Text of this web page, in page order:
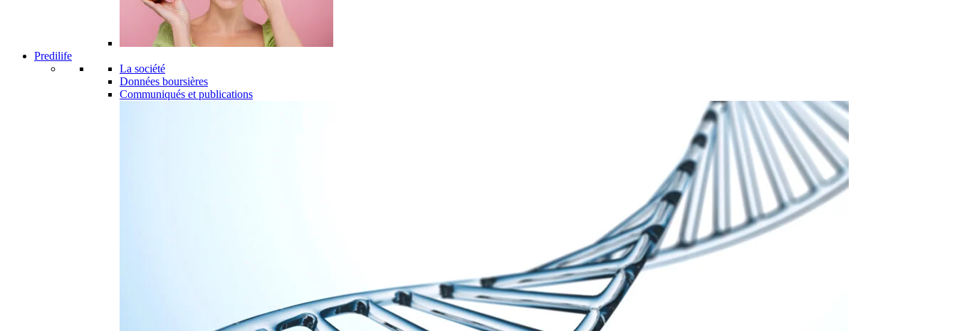
Predilife
La société
Données boursières
Communiqués et publications